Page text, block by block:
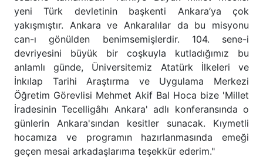
yeni Türk devletinin başkenti Ankara’ya çok
yakışmıştır. Ankara ve Ankaralılar da bu misyonu
can-ı gönülden benimsemişlerdir. 104. sene-i
devriyesini büyük bir coşkuyla kutladığımız bu
anlamlı günde, Üniversitemiz Atatürk İlkeleri ve
İnkılap Tarihi Araştırma ve Uygulama Merkezi
Öğretim Görevlisi Mehmet Akif Bal Hoca bize 'Millet
İradesinin Tecelligâhı Ankara' adlı konferansında o
günlerin Ankara'sından kesitler sunacak. Kıymetli
hocamıza ve programın hazırlanmasında emeği
geçen mesai arkadaşlarıma teşekkür ederim."